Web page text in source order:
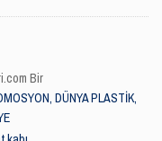
Bir
DÜNYA PLASTİK,